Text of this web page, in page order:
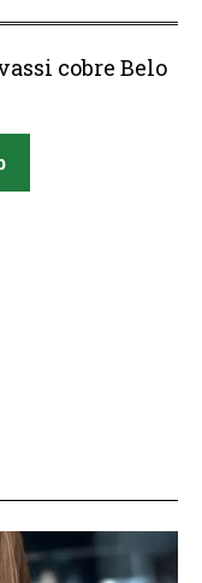
cobre Belo